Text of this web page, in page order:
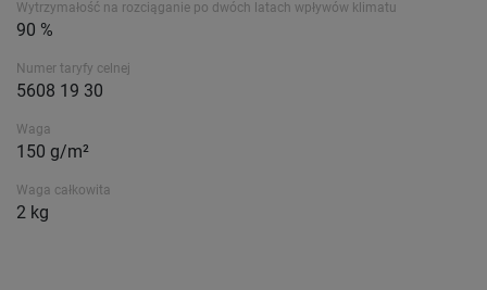
Wytrzymałość na rozciąganie po dwóch latach wpływów klimatu
90 %
Numer taryfy celnej
5608 19 30
Waga
150 g/m²
Waga całkowita
2 kg